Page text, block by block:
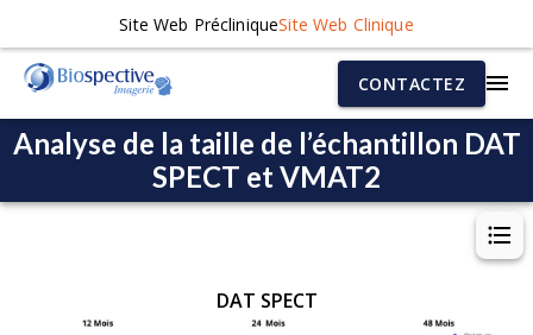
Site Web PrécliniqueSite Web Clinique
CONTACTEZ
Analyse de la taille de l’échantillon DAT
SPECT et VMAT2
DAT SPECT